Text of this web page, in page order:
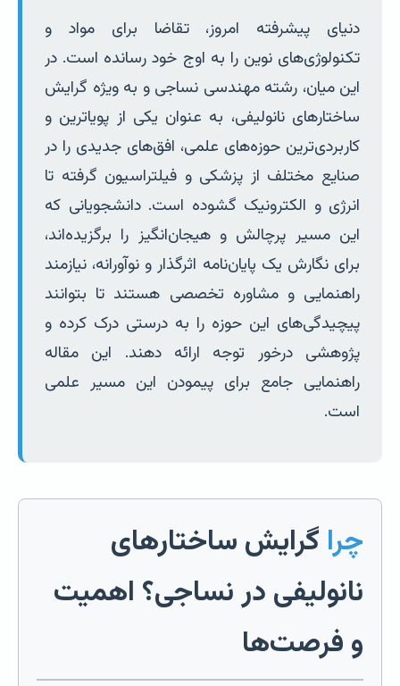
دنیای پیشرفته امروز، تقاضا برای مواد و
تکنولوژی‌های نوین را به اوج خود رسانده است. در
این میان، رشته مهندسی نساجی و به ویژه گرایش
ساختارهای نانولیفی، به عنوان یکی از پویاترین و
کاربردی‌ترین حوزه‌های علمی، افق‌های جدیدی را در
صنایع مختلف از پزشکی و فیلتراسیون گرفته تا
انرژی و الکترونیک گشوده است. دانشجویانی که
این مسیر پرچالش و هیجان‌انگیز را برگزیده‌اند،
برای نگارش یک پایان‌نامه اثرگذار و نوآورانه، نیازمند
راهنمایی و مشاوره تخصصی هستند تا بتوانند
پیچیدگی‌های این حوزه را به درستی درک کرده و
پژوهشی درخور توجه ارائه دهند. این مقاله
راهنمایی جامع برای پیمودن این مسیر علمی
است.
چرا گرایش ساختارهای
نانولیفی در نساجی؟ اهمیت
و فرصت‌ها